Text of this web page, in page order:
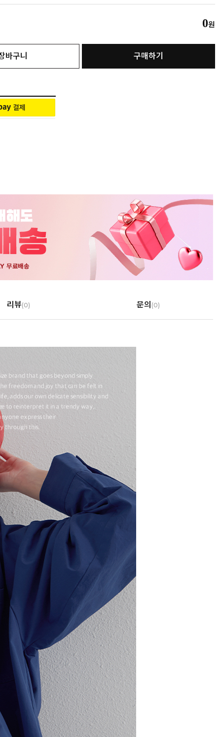
0원
바구니 구매하기
리뷰(0) 문의 (0)